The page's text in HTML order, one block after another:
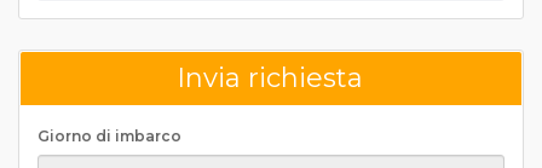
Invia richiesta
Giorno di imbarco